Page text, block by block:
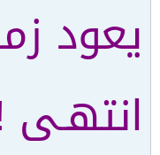
يعود